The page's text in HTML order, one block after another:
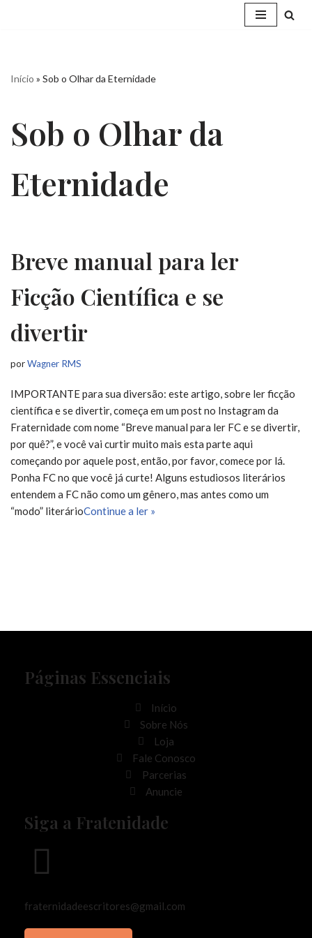
Início » Sob o Olhar da Eternidade
Sob o Olhar da
Eternidade
Breve manual para ler
Ficção Científica e se
divertir
porWagner RMS
IMPORTANTE para sua diversão: este artigo, sobre ler ficção
científica e se divertir, começa em um post no Instagram da
Fraternidade com nome “Breve manual para ler FC e se divertir,
por quê?”, e você vai curtir muito mais esta parte aqui
começando por aquele post, então, por favor, comece por lá.
Ponha FC no que você já curte! Alguns estudiosos literários
entendem a FC não como um gênero, mas antes como um
“modo” literárioContinue a ler »
Páginas Essenciais
Início
Sobre Nós
Loja
Fale Conosco
Parcerias
Anuncie
Siga a Fratenidade
fraternidadeescritores@gmail.com